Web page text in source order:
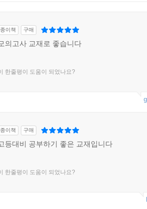
종이책 구매
의고사 교재로 좋습니다
한줄평이 도움이 되었나요?
종이책 구매
등대비 공부하기 좋은 교재입니다
한줄평이 도움이 되었나요?